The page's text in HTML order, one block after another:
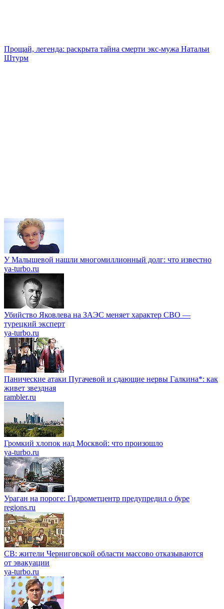
Прощай, легенда: раскрыта тайна смерти экс-мужа Натальи
Штурм
У Малышевой нашли многомиллионный долг: что известно
ya-turbo.ru
Убийство Яковлева на ЗАЭС меняет характер СВО —
турецкий эксперт
ya-turbo.ru
Панические атаки Пугачевой и сдающие нервы Галкина*: как
живет звездная
rambler.ru
Громкий хлопок над Москвой: что произошло
ya-turbo.ru
Ураган на пороге: Гидрометцентр предупредил о буре
regions.ru
СВ: жители Черниговской области массово отказываются
от эвакуации
ya-turbo.ru